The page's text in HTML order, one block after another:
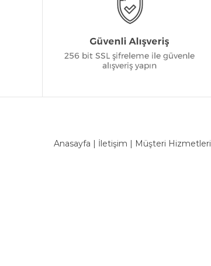
Anasayfa | İletişim | Müşteri Hizmetleri